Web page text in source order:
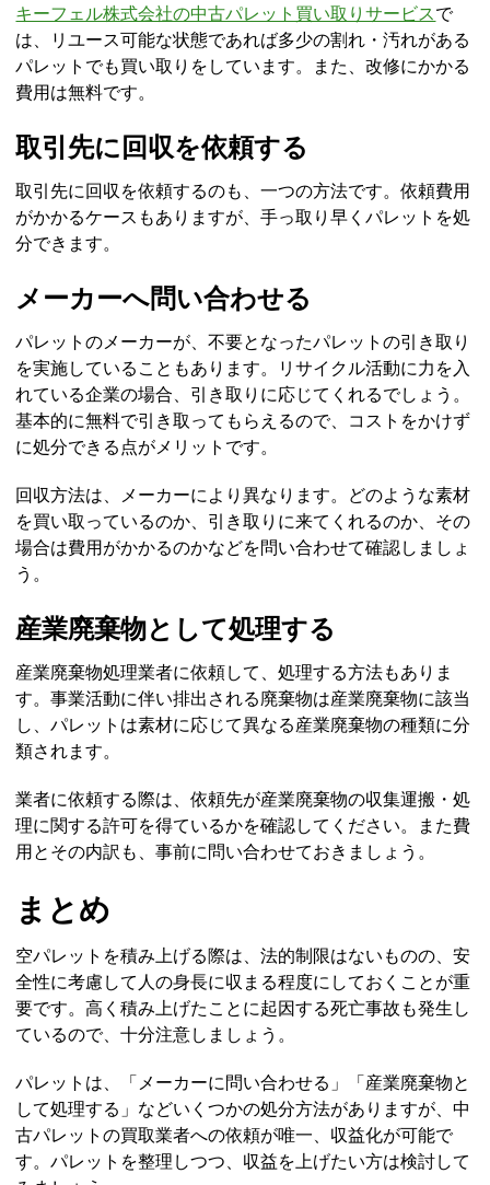
キーフェル株式会社の中古パレット買い取りサービスで
は、リユース可能な状態であれば多少の割れ・汚れがある
パレットでも買い取りをしています。また、改修にかかる
費用は無料です。
取引先に回収を依頼する
取引先に回収を依頼するのも、一つの方法です。依頼費用
がかかるケースもありますが、手っ取り早くパレットを処
分できます。
メーカーへ問い合わせる
パレットのメーカーが、不要となったパレットの引き取り
を実施していることもあります。リサイクル活動に力を入
れている企業の場合、引き取りに応じてくれるでしょう。
基本的に無料で引き取ってもらえるので、コストをかけず
に処分できる点がメリットです。
回収方法は、メーカーにより異なります。どのような素材
を買い取っているのか、引き取りに来てくれるのか、その
場合は費用がかかるのかなどを問い合わせて確認しましょ
う。
産業廃棄物として処理する
産業廃棄物処理業者に依頼して、処理する方法もありま
す。事業活動に伴い排出される廃棄物は産業廃棄物に該当
し、パレットは素材に応じて異なる産業廃棄物の種類に分
類されます。
業者に依頼する際は、依頼先が産業廃棄物の収集運搬・処
理に関する許可を得ているかを確認してください。また費
用とその内訳も、事前に問い合わせておきましょう。
まとめ
空パレットを積み上げる際は、法的制限はないものの、安
全性に考慮して人の身長に収まる程度にしておくことが重
要です。高く積み上げたことに起因する死亡事故も発生し
ているので、十分注意しましょう。
パレットは、「メーカーに問い合わせる」「産業廃棄物と
して処理する」などいくつかの処分方法がありますが、中
古パレットの買取業者への依頼が唯一、収益化が可能で
す。パレットを整理しつつ、収益を上げたい方は検討して